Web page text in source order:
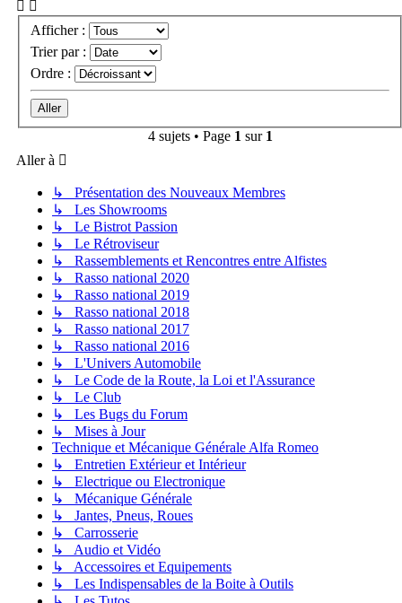
Afficher :
Trier par :
Ordre :
4 sujets • Page 1 sur 1
Aller à
↳ Présentation des Nouveaux Membres
↳ Les Showrooms
↳ Le Bistrot Passion
↳ Le Rétroviseur
↳ Rassemblements et Rencontres entre Alfistes
↳ Rasso national 2020
↳ Rasso national 2019
↳ Rasso national 2018
↳ Rasso national 2017
↳ Rasso national 2016
↳ L'Univers Automobile
↳ Le Code de la Route, la Loi et l'Assurance
↳ Le Club
↳ Les Bugs du Forum
↳ Mises à Jour
Technique et Mécanique Générale Alfa Romeo
↳ Entretien Extérieur et Intérieur
↳ Electrique ou Electronique
↳ Mécanique Générale
↳ Jantes, Pneus, Roues
↳ Carrosserie
↳ Audio et Vidéo
↳ Accessoires et Equipements
↳ Les Indispensables de la Boite à Outils